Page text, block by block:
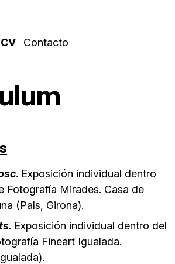
CV Contacto
. Exposición individual dentro
Fotografía Mirades. Casa de
(Pals, Girona).
. Exposición individual dentro del
Fineart Igualada.